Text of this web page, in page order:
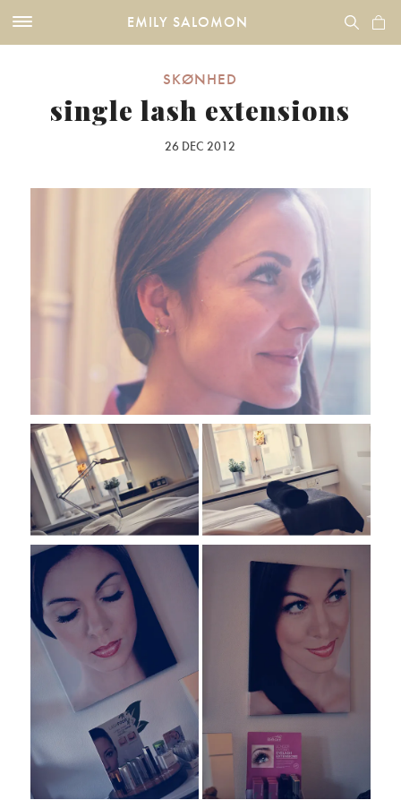
EMILY SALOMON
SKØNHED
single lash extensions
26 DEC 2012